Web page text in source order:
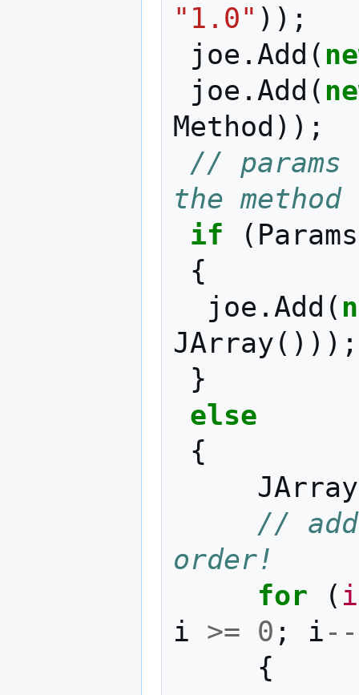
"1.0" ));
joe . Add (
joe . Add (
Method ));
//
the
if
( Params
{
joe . Add (
JArray ()));
}
else
{
JArray
//
order!
for
(
i >= 0 ; i --
{